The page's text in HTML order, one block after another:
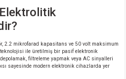
2.2 mikrofarad kapasitans ve 50 volt maksimum
ile üretilmiş bir pasif elektronik
filtreleme yapmak veya AC sinyalleri
sayesinde modern elektronik cihazlarda yer